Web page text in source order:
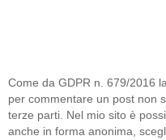
Come da GDPR n. 679/2016
per commentare un post non
terze parti. Nel mio sito è
anche in forma anonima,